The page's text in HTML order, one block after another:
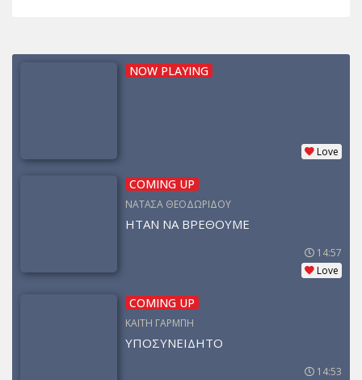
NOW PLAYING
Love
COMING UP
ΝΑΤΑΣΑ ΘΕΟΔΩΡΙΔΟΥ
ΗΤΑΝ ΝΑ ΒΡΕΘΟΥΜΕ
14:57
Love
COMING UP
ΚΑΙΤΗ ΓΑΡΜΠΗ
ΥΠΟΣΥΝΕΙΔΗΤΟ
14:53